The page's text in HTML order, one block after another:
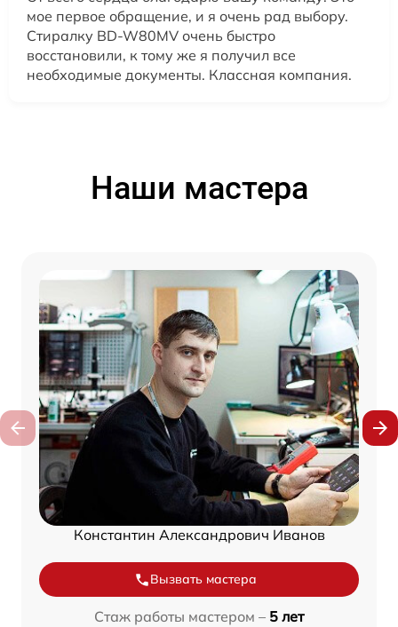
мое первое обращение, и я очень рад выбору.
Стиралку BD-W80MV очень быстро
восстановили, к тому же я получил все
необходимые документы. Классная компания.
Наши мастера
Константин Александрович Иванов
Вызвать мастера
Стаж работы мастером – 5 лет